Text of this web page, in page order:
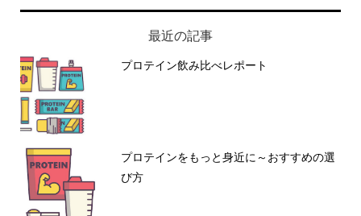
最近の記事
プロテイン飲み比べレポート
プロテインをもっと身近に～おすすめの選
び方